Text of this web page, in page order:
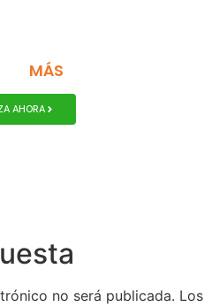
MÁS
AHORA
no será publicada. Los